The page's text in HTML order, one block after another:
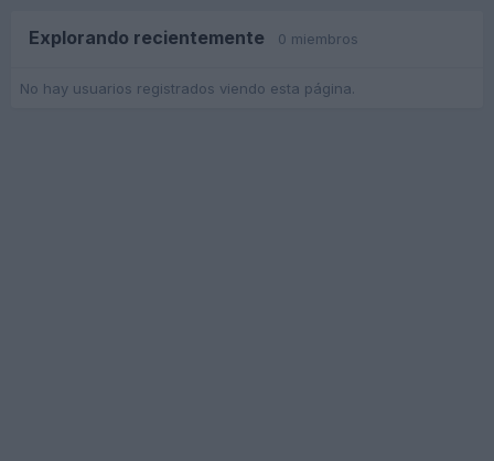
Explorando recientemente 0 miembros
No hay usuarios registrados viendo esta página.